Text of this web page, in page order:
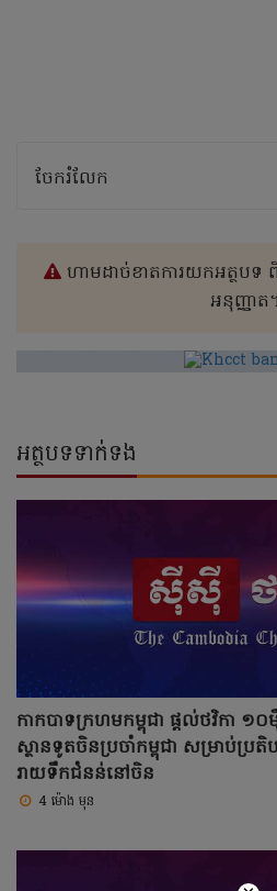
ចែករំលែក
ហាមដាច់ខាតការយកអត្ថបទ
អនុញ្ញាត។
អត្ថបទទាក់ទង
កាកបាទក្រហមកម្ពុជា ផ្តល់ថវិកា ១០
ស្ថានទូតចិនប្រចាំកម្ពុជា សម្រាប់ប្រតិ
រាយទឹកជំនន់នៅចិន
4 ម៉ោង មុន